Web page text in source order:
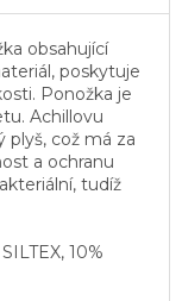
obsahující
poskytuje
Ponožka je
Achillovu
plyš, což má za
a ochranu
tudíž
10%